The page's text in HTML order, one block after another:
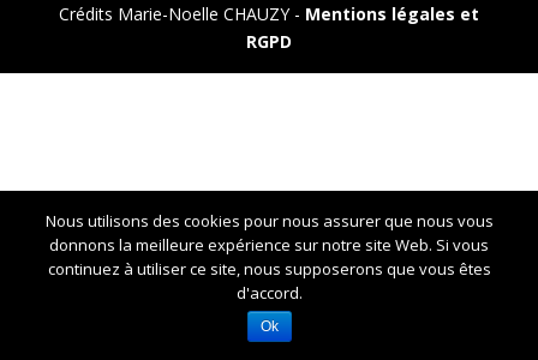
Crédits Marie-Noelle CHAUZY - Mentions légales et
RGPD
Nous utilisons des cookies pour nous assurer que nous vous
donnons la meilleure expérience sur notre site Web. Si vous
continuez à utiliser ce site, nous supposerons que vous êtes
d'accord.
Ok